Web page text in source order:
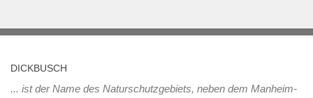
DICKBUSCH
... ist der Name des Naturschutzgebiets, neben dem Manheim-